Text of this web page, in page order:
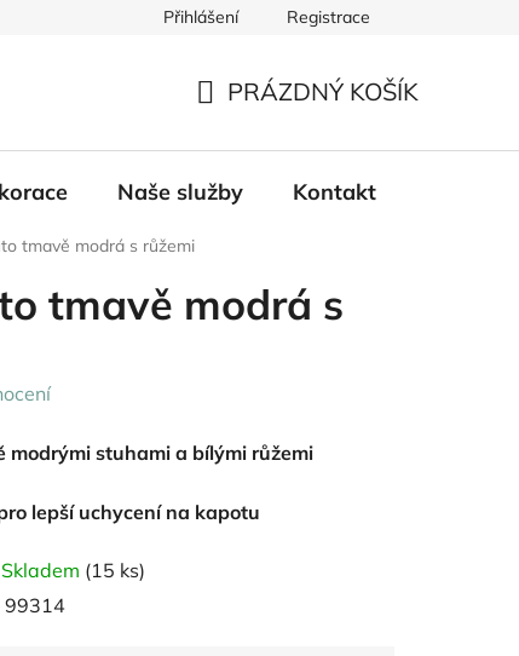
Přihlášení Registrace
KOŠÍK
PRÁZDNÝ KOŠÍK
Naše služby Kontakt
tmavě modrá s růžemi
tmavě modrá s
modrými stuhami a bílými růžemi
lepší uchycení na kapotu
Skladem (15 ks)
99314